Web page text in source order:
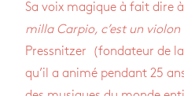
Sa voix magique à fait dire
milla Car­pio, c’est un
Press­nit­zer (fon­da­teur de
qu’il a animé pen­dant 25